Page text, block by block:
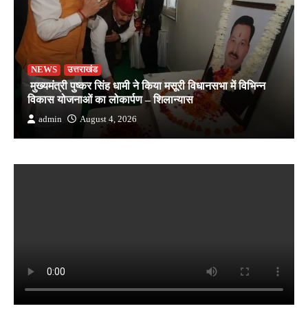
NEWS उत्तराखंड
मुख्यमंत्री पुष्कर सिंह धामी ने किया मसूरी विधानसभा में विभिन्न
विकास योजनाओं का लोकार्पण – शिलान्यास
admin August 4, 2026